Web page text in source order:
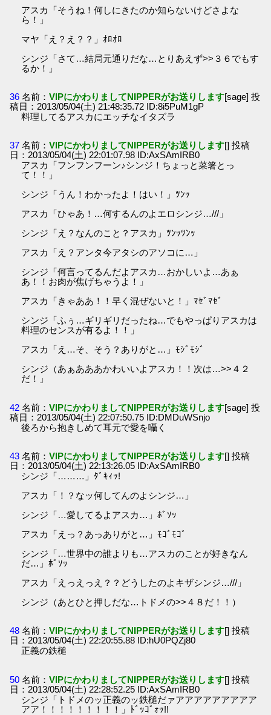
アスカ「そうね！何しにきたのか知らないけどさよな
ら！」
マヤ「え？え？？」ｵﾛｵﾛ
シンジ「さて…結局元通りだな…とりあえず>>３６でもす
るか！」
36 名前：VIPにかわりましてNIPPERがお送りします[sage] 投
稿日：2013/05/04(土) 21:48:35.72 ID:8i5PuM1gP
料理してるアスカにエッチなイタズラ
37 名前：VIPにかわりましてNIPPERがお送りします[] 投稿
日：2013/05/04(土) 22:01:07.98 ID:AxSAmIRB0
アスカ「フンフンフーン♪シンジ！ちょっと菜箸とっ
て！！」
シンジ「うん！わかったよ！はい！」ﾂﾝｯ
アスカ「ひゃあ！…何するんのよエロシンジ…///」
シンジ「え？なんのこと？アスカ」ﾂﾝｯﾂﾝｯ
アスカ「え？アンタ今アタシのアソコに…」
シンジ「何言ってるんだよアスカ…おかしいよ…あぁ
あ！！お肉が焦げちゃうよ！」
アスカ「きゃああ！！早く混ぜないと！」ﾏｾﾞﾏｾﾞ
シンジ「ふぅ…ギリギリだったね…でもやっぱりアスカは
料理のセンスが有るよ！！」
アスカ「え…そ、そう？ありがと…」ﾓｼﾞﾓｼﾞ
シンジ（あぁあああかわいいよアスカ！！次は…>>４２
だ！」
42 名前：VIPにかわりましてNIPPERがお送りします[sage] 投
稿日：2013/05/04(土) 22:07:50.75 ID:DMDuWSnjo
後ろから抱きしめて耳元で愛を囁く
43 名前：VIPにかわりましてNIPPERがお送りします[] 投稿
日：2013/05/04(土) 22:13:26.05 ID:AxSAmIRB0
シンジ「………」ﾀﾞｷｨｯ!
アスカ「！？なッ何してんのよシンジ…」
シンジ「…愛してるよアスカ…」ﾎﾞｿｯ
アスカ「えっ？あっありがと…」ﾓｺﾞﾓｺﾞ
シンジ「…世界中の誰よりも…アスカのことが好きなん
だ…」ﾎﾞｿｯ
アスカ「えっえっえ？？どうしたのよキザシンジ…///」
シンジ（あとひと押しだな…トドメの>>４８だ！！）
48 名前：VIPにかわりましてNIPPERがお送りします[] 投稿
日：2013/05/04(土) 22:20:55.88 ID:hU0PQZj80
正義の鉄槌
50 名前：VIPにかわりましてNIPPERがお送りします[] 投稿
日：2013/05/04(土) 22:28:52.25 ID:AxSAmIRB0
シンジ「トドメのッ正義のッ鉄槌だァアアアアアアアアア
アア！！！！！！！！！」ﾄﾞｯｺﾞｫｯ!!